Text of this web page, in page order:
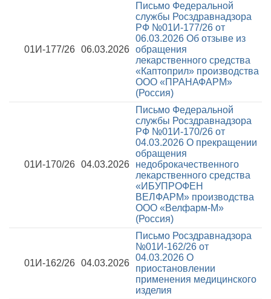
01И-177/26 06.03.2026
Письмо Федеральной
службы Росздравнадзора
РФ №01И-177/26 от
06.03.2026 Об отзыве из
обращения
лекарственного средства
«Каптоприл» производства
ООО «ПРАНАФАРМ»
(Россия)
01И-170/26 04.03.2026
Письмо Федеральной
службы Росздравнадзора
РФ №01И-170/26 от
04.03.2026 О прекращении
обращения
недоброкачественного
лекарственного средства
«ИБУПРОФЕН
ВЕЛФАРМ» производства
ООО «Велфарм-М»
(Россия)
01И-162/26 04.03.2026
Письмо Росздравнадзора
№01И-162/26 от
04.03.2026 О
приостановлении
применения медицинского
изделия